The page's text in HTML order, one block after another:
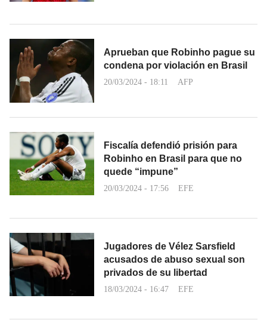
Aprueban que Robinho pague su
condena por violación en Brasil
20/03/2024 - 18:11 AFP
Fiscalía defendió prisión para
Robinho en Brasil para que no
quede “impune”
20/03/2024 - 17:56 EFE
Jugadores de Vélez Sarsfield
acusados de abuso sexual son
privados de su libertad
18/03/2024 - 16:47 EFE